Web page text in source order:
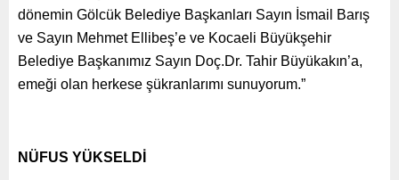
dönemin Gölcük Belediye Başkanları Sayın İsmail Barış
ve Sayın Mehmet Ellibeş’e ve Kocaeli Büyükşehir
Belediye Başkanımız Sayın Doç.Dr. Tahir Büyükakın’a,
emeği olan herkese şükranlarımı sunuyorum.”
NÜFUS YÜKSELDİ